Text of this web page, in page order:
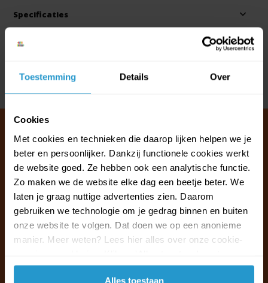
Toestemming Details Over
Cookies
Met cookies en technieken die daarop lijken helpen we je
beter en persoonlijker. Dankzij functionele cookies werkt
de website goed. Ze hebben ook een analytische functie.
Zo maken we de website elke dag een beetje beter. We
laten je graag nuttige advertenties zien. Daarom
gebruiken we technologie om je gedrag binnen en buiten
onze website te volgen. Dat doen we op een anonieme
manier. Meer weten? Lees hier alles over onze cookie-
accepteren.
Alles toestaan
Specificaties
Reviews
Klantenservice & FAQ
Wij staan voor u klaar.
Ma t/m vr van 09:30 - 16:00 telefonisch
+31 (0)13 785 62 41
Naar de klantenservice & FAQ